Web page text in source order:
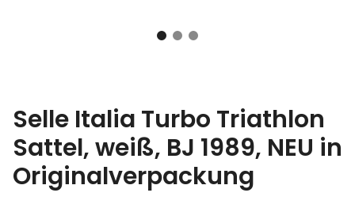
Selle Italia Turbo Triathlon
Sattel, weiß, BJ 1989, NEU in
Originalverpackung